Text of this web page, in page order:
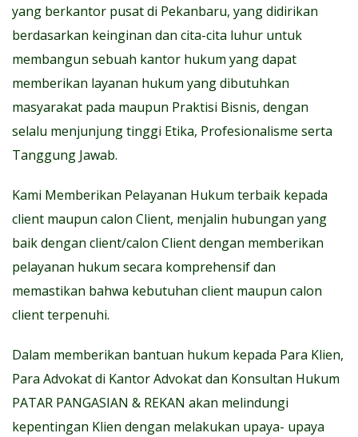
yang berkantor pusat di Pekanbaru, yang didirikan
berdasarkan keinginan dan cita-cita luhur untuk
membangun sebuah kantor hukum yang dapat
memberikan layanan hukum yang dibutuhkan
masyarakat pada maupun Praktisi Bisnis, dengan
selalu menjunjung tinggi Etika, Profesionalisme serta
Tanggung Jawab.
Kami Memberikan Pelayanan Hukum terbaik kepada
client maupun calon Client, menjalin hubungan yang
baik dengan client/calon Client dengan memberikan
pelayanan hukum secara komprehensif dan
memastikan bahwa kebutuhan client maupun calon
client terpenuhi.
Dalam memberikan bantuan hukum kepada Para Klien,
Para Advokat di Kantor Advokat dan Konsultan Hukum
PATAR PANGASIAN & REKAN akan melindungi
kepentingan Klien dengan melakukan upaya- upaya